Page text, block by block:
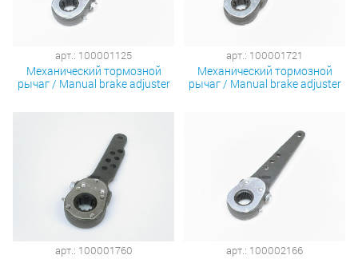
арт.: 100001125
Механический тормозной
рычаг / Manual brake adjuster
арт.: 100001721
Механический тормозной
рычаг / Manual brake adjuster
арт.: 100001760 арт.: 100002166